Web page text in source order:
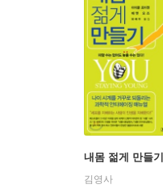
내몸 젊게 만들기
김영사